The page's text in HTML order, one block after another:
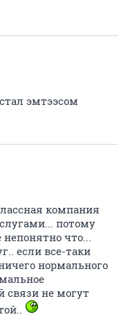
эмтээсом
компания
потому
что...
если все-таки
нормального
связи не могут